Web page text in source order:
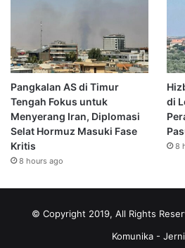
Pangkalan AS di Timur
Tengah Fokus untuk
Menyerang Iran, Diplomasi
Selat Hormuz Masuki Fase
Kritis
8 hours ago
di
8
© Copyright 2019, All Rights
Komunika -